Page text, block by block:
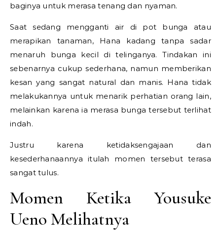
baginya untuk merasa tenang dan nyaman.
Saat sedang mengganti air di pot bunga atau
merapikan tanaman, Hana kadang tanpa sadar
menaruh bunga kecil di telinganya. Tindakan ini
sebenarnya cukup sederhana, namun memberikan
kesan yang sangat natural dan manis. Hana tidak
melakukannya untuk menarik perhatian orang lain,
melainkan karena ia merasa bunga tersebut terlihat
indah.
Justru karena ketidaksengajaan dan
kesederhanaannya itulah momen tersebut terasa
sangat tulus.
Momen Ketika Yousuke
Ueno Melihatnya